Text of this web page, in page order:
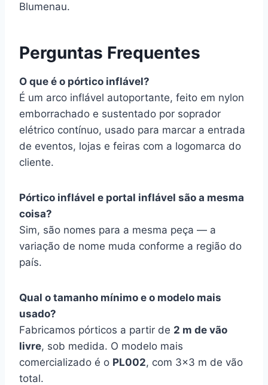
Blumenau.
Perguntas Frequentes
O que é o pórtico inflável?
É um arco inflável autoportante, feito em nylon
emborrachado e sustentado por soprador
elétrico contínuo, usado para marcar a entrada
de eventos, lojas e feiras com a logomarca do
cliente.
Pórtico inflável e portal inflável são a mesma
coisa?
Sim, são nomes para a mesma peça — a
variação de nome muda conforme a região do
país.
Qual o tamanho mínimo e o modelo mais
usado?
Fabricamos pórticos a partir de 2 m de vão
livre, sob medida. O modelo mais
comercializado é o PL002, com 3×3 m de vão
total.